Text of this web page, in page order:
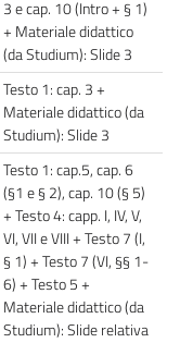
3 e cap. 10 (Intro + § 1)
+ Materiale didattico
(da Studium): Slide 3
Testo 1: cap. 3 +
Materiale didattico (da
Studium): Slide 3
Testo 1: cap.5, cap. 6
(§1 e § 2), cap. 10 (§ 5)
+ Testo 4: capp. I, IV, V,
VI, VII e VIII + Testo 7 (I,
§ 1) + Testo 7 (VI, §§ 1-
6) + Testo 5 +
Materiale didattico (da
Studium): Slide relativa